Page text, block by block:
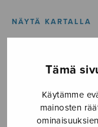
Tämä
Käytämme
mainosten
NÄYTÄ KARTALLA